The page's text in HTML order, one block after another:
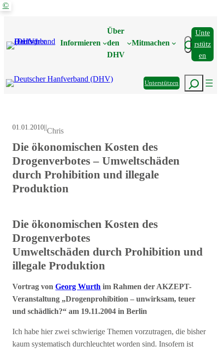
Zum
Informieren
Über
den
DHV
Mitmachen Suchen
Unte
Rstütz
En
UnterstützenSuchen
©
01.01.2010||Chris
Die ökonomischen Kosten des
Drogenverbotes – Umweltschäden
durch Prohibition und illegale
Produktion
Die ökonomischen Kosten des
Drogenverbotes
Umweltschäden durch Prohibition und
illegale Produktion
Vortrag vonGeorg Wurth im Rahmen der AKZEPT-
Veranstaltung „Drogenprohibition – unwirksam, teuer
und schädlich?“ am 19.11.2004 in Berlin
Ich habe hier zwei schwierige Themen vorzutragen, die bisher
kaum systematisch durchleuchtet worden sind. Insofern ist